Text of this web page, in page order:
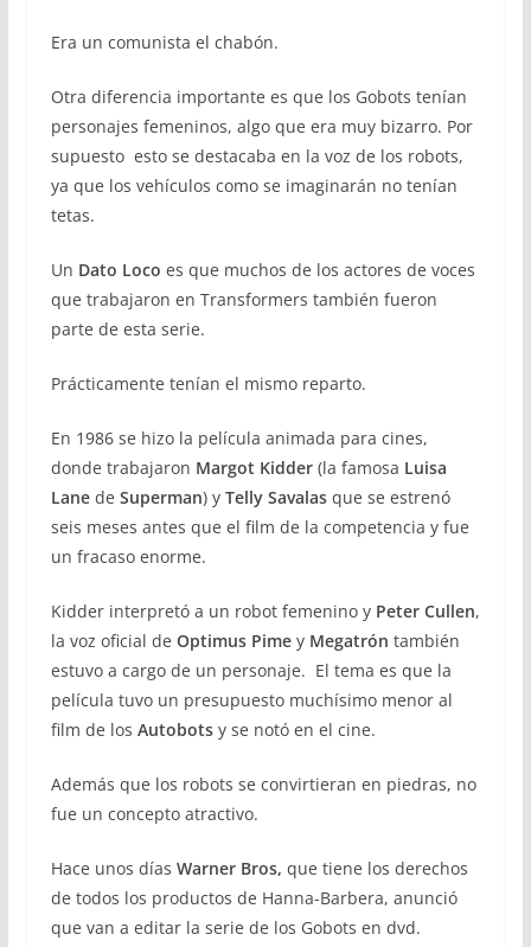
Era un comunista el chabón.
Otra diferencia importante es que los Gobots tenían
personajes femeninos, algo que era muy bizarro. Por
supuesto esto se destacaba en la voz de los robots,
ya que los vehículos como se imaginarán no tenían
tetas.
Un Dato Loco es que muchos de los actores de voces
que trabajaron en Transformers también fueron
parte de esta serie.
Prácticamente tenían el mismo reparto.
En 1986 se hizo la película animada para cines,
donde trabajaron Margot Kidder (la famosa Luisa
Lane de Superman) y Telly Savalasque se estrenó
seis meses antes que el film de la competencia y fue
un fracaso enorme.
Kidder interpretó a un robot femenino y Peter Cullen,
la voz oficial de Optimus PimeyMegatrón también
estuvo a cargo de un personaje. El tema es que la
película tuvo un presupuesto muchísimo menor al
film de los Autobotsy se notó en el cine.
Además que los robots se convirtieran en piedras, no
fue un concepto atractivo.
Hace unos días Warner Bros, que tiene los derechos
de todos los productos de Hanna-Barbera, anunció
que van a editar la serie de los Gobots en dvd.